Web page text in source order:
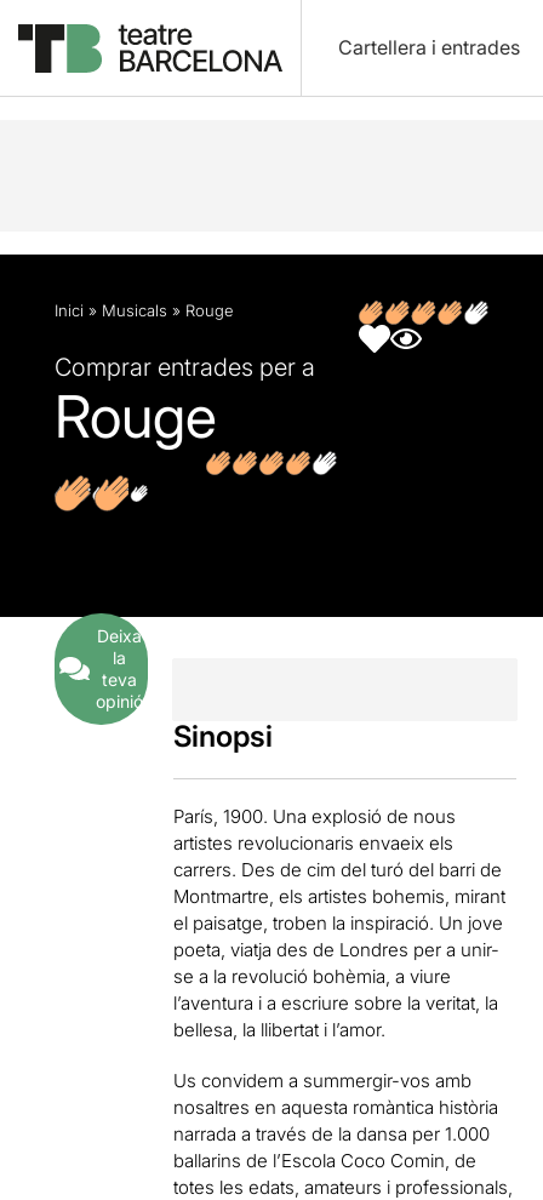
Cartellera i entrades
Descripció Fitxa artística Opinions
Inici » Musicals » Rouge
Comprar entrades per a
Rouge
Deixa
la
teva
opinió
Sinopsi
París, 1900. Una explosió de nous
artistes revolucionaris envaeix els
carrers. Des de cim del turó del barri de
Montmartre, els artistes bohemis, mirant
el paisatge, troben la inspiració. Un jove
poeta, viatja des de Londres per a unir-
se a la revolució bohèmia, a viure
l’aventura i a escriure sobre la veritat, la
bellesa, la llibertat i l’amor.
Us convidem a summergir-vos amb
nosaltres en aquesta romàntica història
narrada a través de la dansa per 1.000
ballarins de l’Escola Coco Comin, de
totes les edats, amateurs i professionals,